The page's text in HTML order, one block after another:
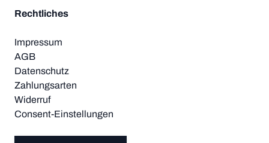
Rechtliches
Impressum
AGB
Datenschutz
Zahlungsarten
Widerruf
Consent-Einstellungen